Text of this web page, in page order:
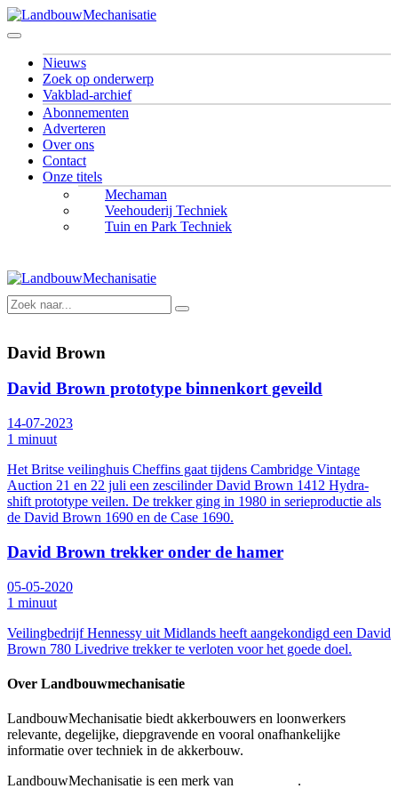
Nieuws
Zoek op onderwerp
Vakblad-archief
Abonnementen
Adverteren
Over ons
Contact
Onze titels
Mechaman
Veehouderij Techniek
Tuin en Park Techniek
David Brown
David Brown prototype binnenkort geveild
14-07-2023
1 minuut
Het Britse veilinghuis Cheffins gaat tijdens Cambridge Vintage
Auction 21 en 22 juli een zescilinder David Brown 1412 Hydra-
shift prototype veilen. De trekker ging in 1980 in serieproductie als
de David Brown 1690 en de Case 1690.
David Brown trekker onder de hamer
05-05-2020
1 minuut
Veilingbedrijf Hennessy uit Midlands heeft aangekondigd een David
Brown 780 Livedrive trekker te verloten voor het goede doel.
Over Landbouwmechanisatie
LandbouwMechanisatie biedt akkerbouwers en loonwerkers
relevante, degelijke, diepgravende en vooral onafhankelijke
informatie over techniek in de akkerbouw.
LandbouwMechanisatie is een merk van
.